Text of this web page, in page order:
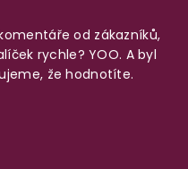
od zákazníků,
rychle? YOO. A byl
že hodnotíte.